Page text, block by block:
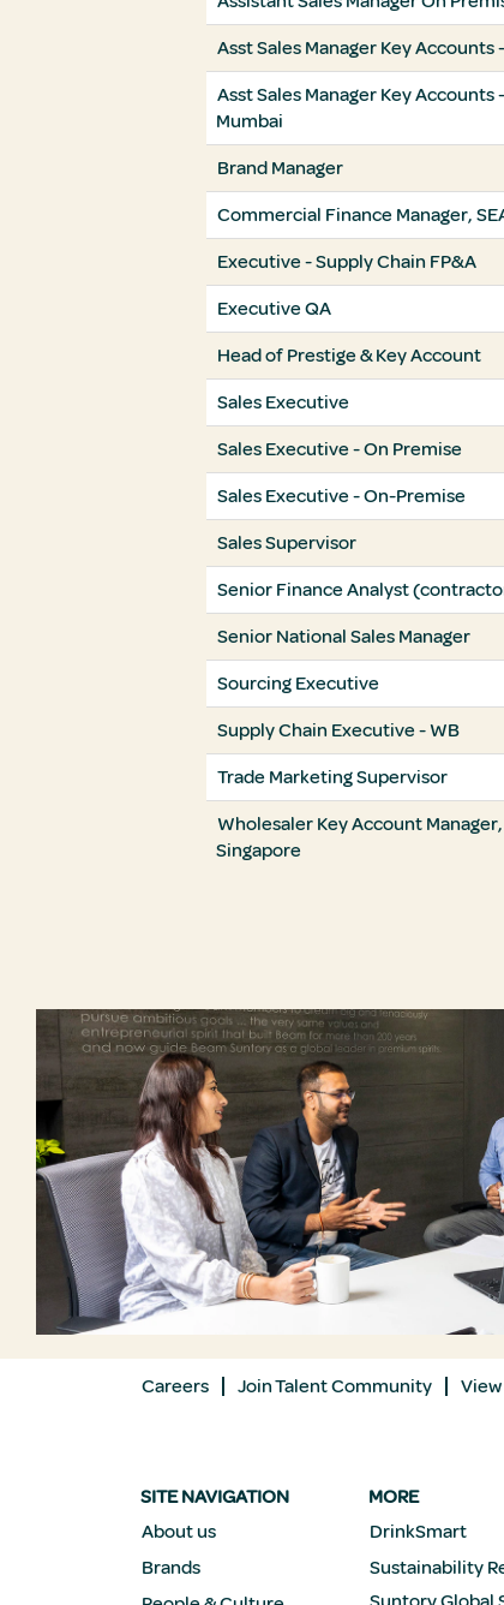
Asst Sales Manager Key Accounts
Asst Sales Manager Key Accounts -
Mumbai
Brand Manager
Commercial Finance Manager,
Executive - Supply Chain FP&A
Executive QA
Head of Prestige & Key Account
Sales Executive
Sales Executive - On Premise
Sales Executive - On-Premise
Sales Supervisor
Senior Finance Analyst
Senior National Sales Manager
Sourcing Executive
Supply Chain Executive - WB
Trade Marketing Supervisor
Wholesaler Key Account Manager,
Singapore
Careers Join Talent Community
SITE NAVIGATION
About us
Brands
MORE
DrinkSmart
Sustainability